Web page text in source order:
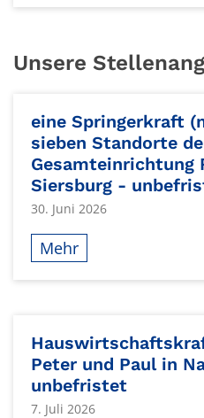
Unsere
eine Springerkraft
sieben Standorte
Gesamteinrichtung
Siersburg -
30. Juni 2026
Mehr
Peter und Paul in
unbefristet
7. Juli 2026